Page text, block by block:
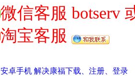
微信客服 botserv
淘宝客服
安卓手机 解决康福下载、注册、登录